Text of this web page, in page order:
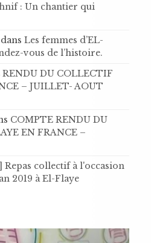
: Un chantier qui
dans Les femmes d’EL-
vous de l’histoire .
RENDU DU COLLECTIF
– JUILLET- AOUT
COMPTE RENDU DU
EN FRANCE –
Repas collectif à l'occasion
2019 à El-Flaye